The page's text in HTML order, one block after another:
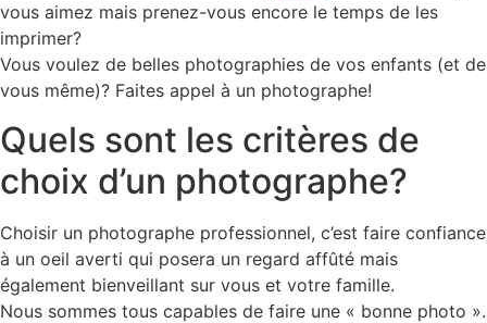
vous aimez mais prenez-vous encore le temps de les
imprimer?
Vous voulez de belles photographies de vos enfants (et de
vous même)? Faites appel à un photographe!
Quels sont les critères de
choix d’un photographe?
Choisir un photographe professionnel, c’est faire confiance
à un oeil averti qui posera un regard affûté mais
également bienveillant sur vous et votre famille.
Nous sommes tous capables de faire une « bonne photo ».